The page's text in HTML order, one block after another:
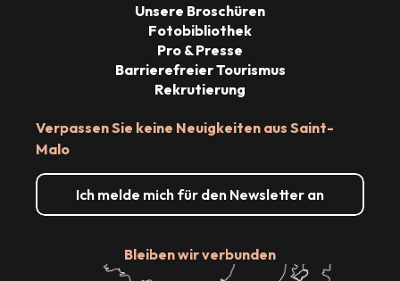
Verpassen Sie keine Neuigkeiten aus Saint-
Malo
Ich melde mich für den Newsletter an
Bleiben wir verbunden
Unsere Broschüren
Fotobibliothek
Pro & Presse
Barrierefreier Tourismus
Rekrutierung